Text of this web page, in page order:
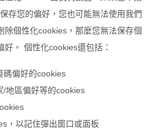
存您的偏好，您也可能無法使用我們
除個性化cookies，那麼您無法保存個
。 個性化cookies還包括：
碼偏好的cookies
/地區偏好等的cookies
，以記住彈出窗口或面板